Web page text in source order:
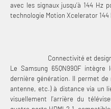
avec les signaux jusqu’à 144 Hz
technologie Motion Xcelerator
Connectivité et
Le Samsung 65QN990F
dernière génération. Il permet de
antenne, etc.) à distance via un
visuellement l’arrière du